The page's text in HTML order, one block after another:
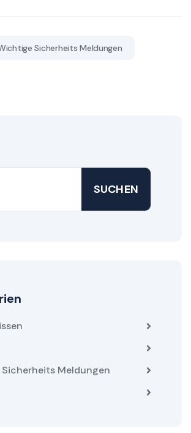
Sicherheits Meldungen
SUCHEN
Meldungen